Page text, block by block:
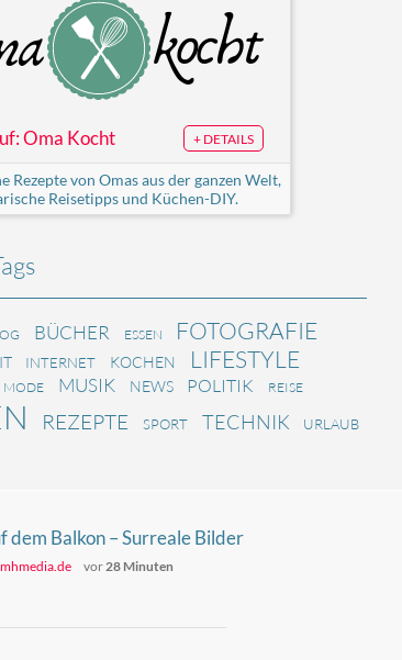
Oma Kocht + DETAILS
Rezepte von Omas aus der ganzen Welt,
Reisetipps und Küchen-DIY.
BÜCHER ESSEN FOTOGRAFIE
INTERNET KOCHEN LIFESTYLE
MODE MUSIK NEWS POLITIK REISE
REZEPTE SPORT TECHNIK URLAUB
dem Balkon – Surreale Bilder
eine existenzielle Frage
mhmedia.de vor28 Minuten